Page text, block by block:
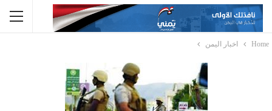
Home اخبار اليمن